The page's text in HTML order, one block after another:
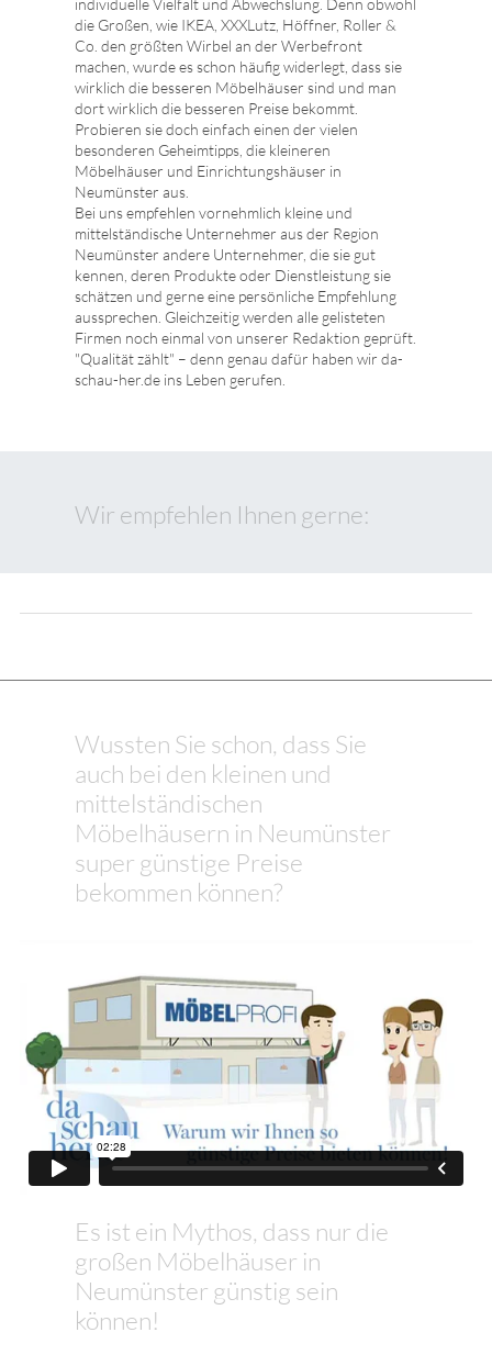
individuelle Vielfalt und Abwechslung. Denn obwohl
die Großen, wie IKEA, XXXLutz, Höffner, Roller &
Co. den größten Wirbel an der Werbefront
machen, wurde es schon häufig widerlegt, dass sie
wirklich die besseren Möbelhäuser sind und man
dort wirklich die besseren Preise bekommt.
Probieren sie doch einfach einen der vielen
besonderen Geheimtipps, die kleineren
Möbelhäuser und Einrichtungshäuser in
Neumünster aus.
Bei uns empfehlen vornehmlich kleine und
mittelständische Unternehmer aus der Region
Neumünster andere Unternehmer, die sie gut
kennen, deren Produkte oder Dienstleistung sie
schätzen und gerne eine persönliche Empfehlung
aussprechen. Gleichzeitig werden alle gelisteten
Firmen noch einmal von unserer Redaktion geprüft.
"Qualität zählt" – denn genau dafür haben wir da-
schau-her.de ins Leben gerufen.
Wir empfehlen Ihnen gerne:
Wussten Sie schon, dass Sie
auch bei den kleinen und
mittelständischen
Möbelhäusern in Neumünster
super günstige Preise
bekommen können?
Es ist ein Mythos, dass nur die
großen Möbelhäuser in
Neumünster günstig sein
können!